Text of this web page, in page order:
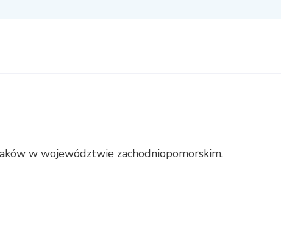
w województwie zachodniopomorskim.